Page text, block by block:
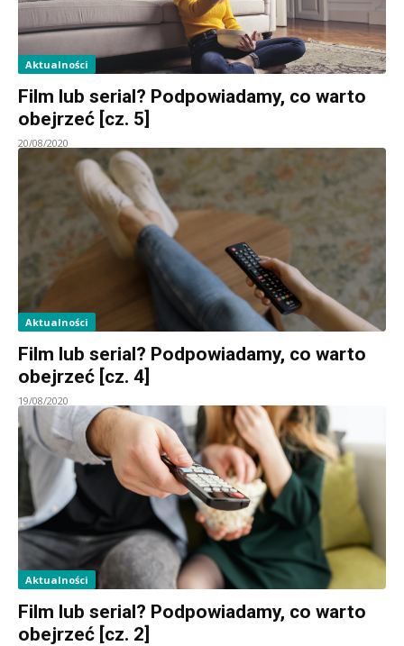
Aktualności
Film lub serial? Podpowiadamy, co warto
obejrzeć [cz. 5]
20/08/2020
Aktualności
Film lub serial? Podpowiadamy, co warto
obejrzeć [cz. 4]
19/08/2020
Aktualności
Film lub serial? Podpowiadamy, co warto
obejrzeć [cz. 2]